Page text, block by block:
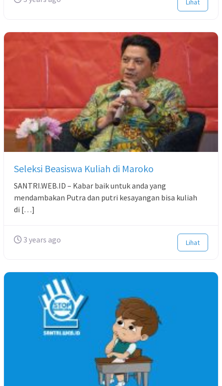
Lihat
Seleksi Beasiswa Kuliah di Maroko
SANTRI.WEB.ID – Kabar baik untuk anda yang
mendambakan Putra dan putri kesayangan bisa kuliah
di […]
3 years ago Lihat